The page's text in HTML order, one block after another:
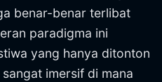
benar-benar terlibat
paradigma ini
yang hanya ditonton
imersif di mana